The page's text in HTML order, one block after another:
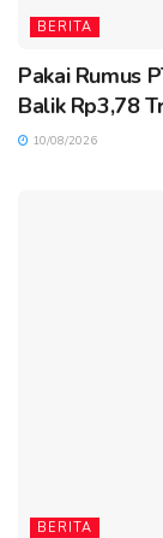
BERITA
Pakai Rumus
Balik Rp3,78
10/08/2026
BERITA